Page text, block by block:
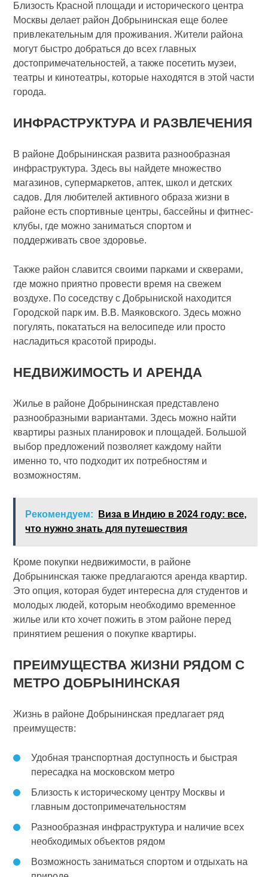
Близость Красной площади и исторического центра
Москвы делает район Добрынинская еще более
привлекательным для проживания. Жители района
могут быстро добраться до всех главных
достопримечательностей, а также посетить музеи,
театры и кинотеатры, которые находятся в этой части
города.
ИНФРАСТРУКТУРА И РАЗВЛЕЧЕНИЯ
В районе Добрынинская развита разнообразная
инфраструктура. Здесь вы найдете множество
магазинов, супермаркетов, аптек, школ и детских
садов. Для любителей активного образа жизни в
районе есть спортивные центры, бассейны и фитнес-
клубы, где можно заниматься спортом и
поддерживать свое здоровье.
Также район славится своими парками и скверами,
где можно приятно провести время на свежем
воздухе. По соседству с Добрыниской находится
Городской парк им. В.В. Маяковского. Здесь можно
погулять, покататься на велосипеде или просто
насладиться красотой природы.
НЕДВИЖИМОСТЬ И АРЕНДА
Жилье в районе Добрынинская представлено
разнообразными вариантами. Здесь можно найти
квартиры разных планировок и площадей. Большой
выбор предложений позволяет каждому найти
именно то, что подходит их потребностям и
возможностям.
Рекомендуем:
Виза в Индию в 2024 году: все,
что нужно знать для путешествия
Кроме покупки недвижимости, в районе
Добрынинская также предлагаются аренда квартир.
Это опция, которая будет интересна для студентов и
молодых людей, которым необходимо временное
жилье или кто хочет пожить в этом районе перед
принятием решения о покупке квартиры.
ПРЕИМУЩЕСТВА ЖИЗНИ РЯДОМ С
МЕТРО ДОБРЫНИНСКАЯ
Жизнь в районе Добрынинская предлагает ряд
преимуществ:
Удобная транспортная доступность и быстрая
пересадка на московском метро
Близость к историческому центру Москвы и
главным достопримечательностям
Разнообразная инфраструктура и наличие всех
необходимых объектов рядом
Возможность заниматься спортом и отдыхать на